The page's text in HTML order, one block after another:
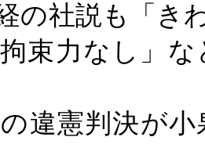
の社説も「き
束力なし」
違憲判決が小